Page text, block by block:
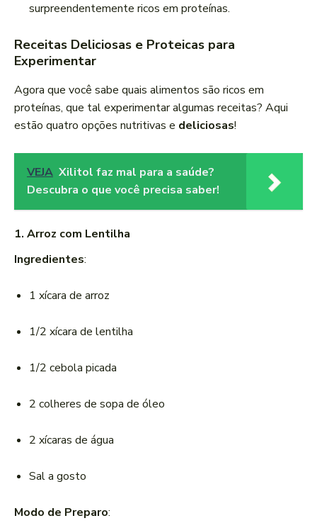
surpreendentemente ricos em proteínas.
Receitas Deliciosas e Proteicas para
Experimentar
Agora que você sabe quais alimentos são ricos em
proteínas, que tal experimentar algumas receitas? Aqui
estão quatro opções nutritivas e deliciosas!
VEJA Xilitol faz mal para a saúde?
Descubra o que você precisa saber!
1. Arroz com Lentilha
Ingredientes:
1 xícara de arroz
1/2 xícara de lentilha
1/2 cebola picada
2 colheres de sopa de óleo
2 xícaras de água
Sal a gosto
Modo de Preparo: